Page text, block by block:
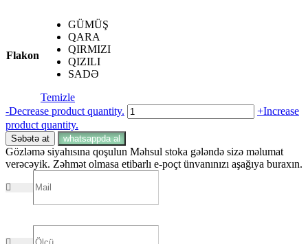
Flakon
GÜMÜŞ
QARA
QIRMIZI
QIZILI
SADƏ
Temizle
-Decrease product quantity. Prada
İNFUSİON
adet
+Increase
product quantity.
Səbətə at whatsappda al
Gözləmə siyahısına qoşulun Məhsul stoka gələndə sizə məlumat
verəcəyik. Zəhmət olmasa etibarlı e-poçt ünvanınızı aşağıya buraxın.